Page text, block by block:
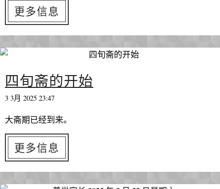
更多信息
四旬斋的开始
3 3月 2025 23:47
大斋期已经到来。
更多信息